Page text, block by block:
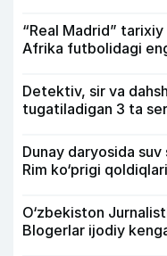
“Real Madrid”
Afrika futbolidagi
Detektiv, sir va
tugatiladigan 3 ta
Dunay daryosida
Rim ko‘prigi
O‘zbekiston
Blogerlar ijodiy